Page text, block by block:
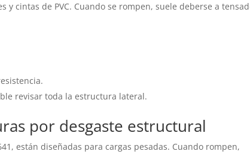
y cintas de PVC. Cuando se rompen, suele deberse a
revisar toda la estructura lateral.
por desgaste estructural
están diseñadas para cargas pesadas. Cuando rompen,